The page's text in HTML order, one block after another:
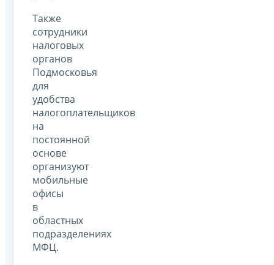
Также
сотрудники
налоговых
органов
Подмосковья
для
удобства
налогоплательщиков
на
постоянной
основе
организуют
мобильные
офисы
в
областных
подразделениях
МФЦ.